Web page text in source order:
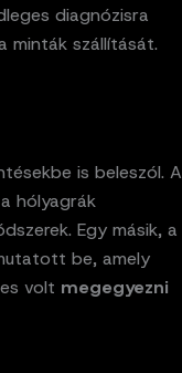
diagnózisra
minták szállítását.
is beleszól. A
hólyagrák
Egy másik, a
be, amely
volt megegyezni